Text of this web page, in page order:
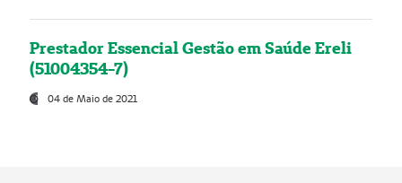
Prestador Essencial Gestão em Saúde Ereli
(51004354-7)
04 de Maio de 2021